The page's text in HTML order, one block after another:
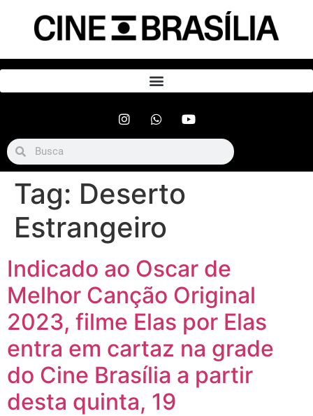
Tag: Deserto
Estrangeiro
Indicado ao Oscar de
Melhor Canção Original
2023, filme Elas por Elas
entra em cartaz na grade
do Cine Brasília a partir
desta quinta, 19